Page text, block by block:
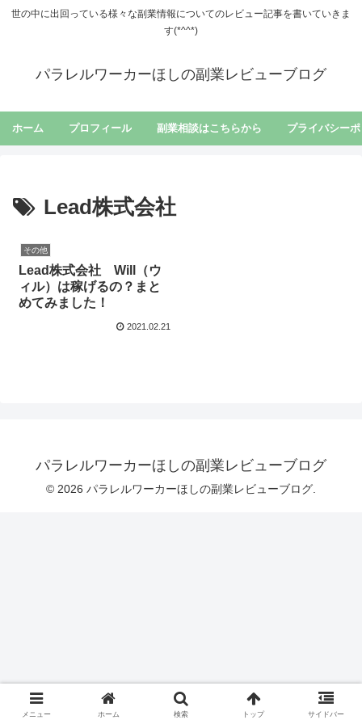
世の中に出回っている様々な副業情報についてのレビュー記事を書いていきま
す(*^^*)
パラレルワーカーほしの副業レビューブログ
ホーム プロフィール 副業相談はこちらから プライバシー
Lead株式会社
その他
Lead株式会社 Will（ウ
ィル）は稼げるの？まと
めてみました！
2021.02.21
パラレルワーカーほしの副業レビューブログ
© 2026 パラレルワーカーほしの副業レビューブログ.
メニュー ホーム 検索 トップ サイドバー